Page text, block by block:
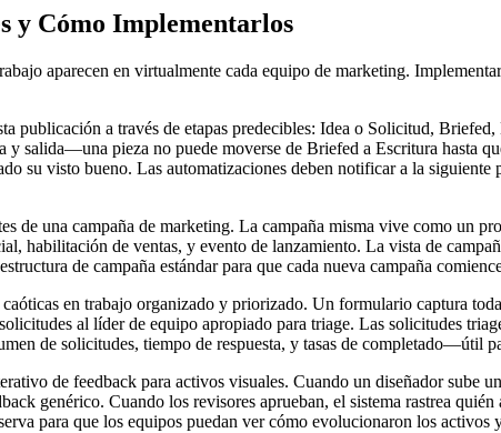
y Cómo Implementarlos
aparecen en virtualmente cada equipo de marketing.
publicación a través de etapas predecibles: Idea o Solicitud,
y salida—una pieza no puede moverse de Briefed a Escritura hasta
su visto bueno. Las automatizaciones deben notificar a la
de una campaña de marketing. La campaña misma vive como un
habilitación de ventas, y evento de lanzamiento. La vista de
de campaña estándar para que cada nueva campaña
en trabajo organizado y priorizado. Un formulario captura
al líder de equipo apropiado para triage. Las solicitudes
de solicitudes, tiempo de respuesta, y tasas de completado—útil
de feedback para activos visuales. Cuando un diseñador sube
genérico. Cuando los revisores aprueban, el sistema rastrea
para que los equipos puedan ver cómo evolucionaron los activos